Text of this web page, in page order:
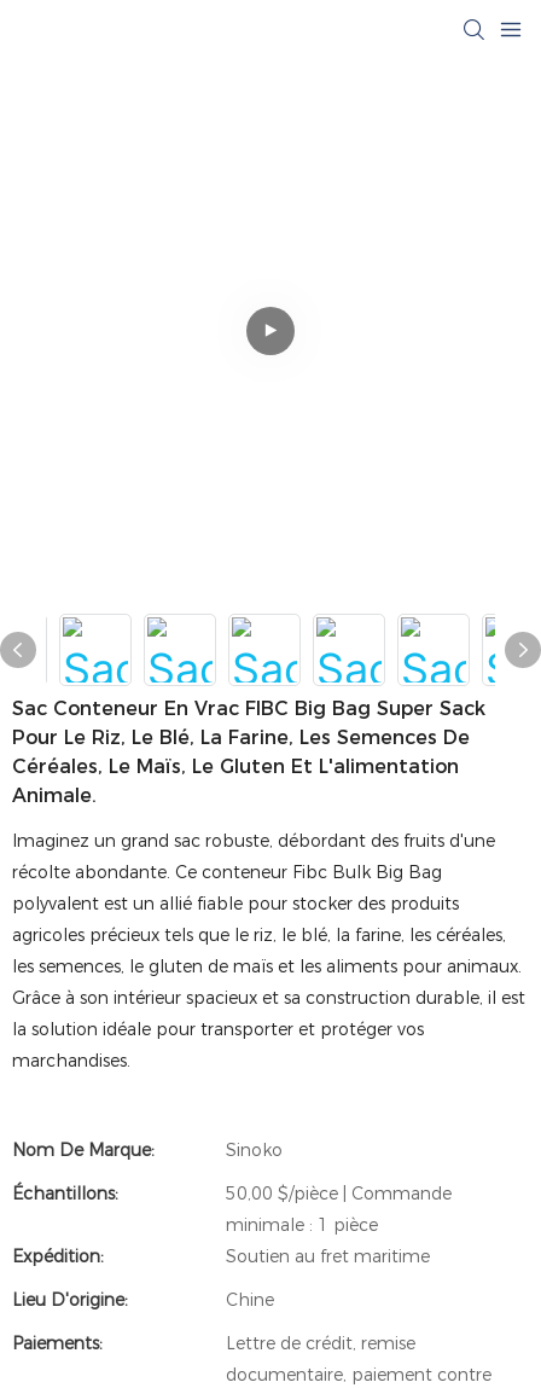
Sac Conteneur En Vrac FIBC Big Bag Super Sack
Pour Le Riz, Le Blé, La Farine, Les Semences De
Céréales, Le Maïs, Le Gluten Et L'alimentation
Animale.
Imaginez un grand sac robuste, débordant des fruits d'une
récolte abondante. Ce conteneur Fibc Bulk Big Bag
polyvalent est un allié fiable pour stocker des produits
agricoles précieux tels que le riz, le blé, la farine, les céréales,
les semences, le gluten de maïs et les aliments pour animaux.
Grâce à son intérieur spacieux et sa construction durable, il est
la solution idéale pour transporter et protéger vos
marchandises.
Nom De Marque:
Sinoko
Échantillons:
50,00 $/pièce | Commande
minimale : 1 pièce
Expédition:
Soutien au fret maritime
Lieu D'origine:
Chine
Paiements:
Lettre de crédit, remise
documentaire, paiement contre